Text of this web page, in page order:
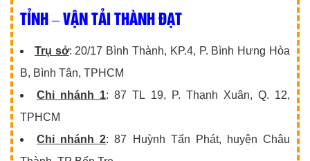
TỈNH – VẬN TẢI THÀNH ĐẠT
Trụ sở: 20/17 Bình Thành, KP.4, P. Bình Hưng Hòa
B, Bình Tân, TPHCM
Chi nhánh 1: 87 TL 19, P. Thạnh Xuân, Q. 12,
TPHCM
Chi nhánh 2: 87 Huỳnh Tấn Phát, huyện Châu